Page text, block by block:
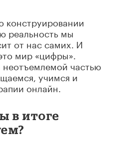
конструировании
реальность мы
от нас самих. И
мир «цифры».
частью
учимся и
онлайн.
в итоге